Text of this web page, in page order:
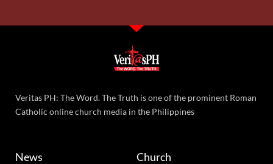
Veritas PH: The Word. The Truth is one of the prominent Roman
Catholic online church media in the Philippines
News Church